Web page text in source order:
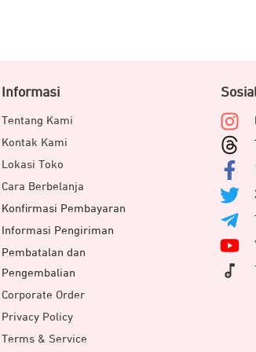
KOMPATIBEL DI BERBAGAI
dirancang untuk kemudahan
tanpa perlu mengganti mouse, sehingga
Informasi
Tentang Kami
Kontak Kami
Lokasi Toko
Cara Berbelanja
Konfirmasi Pembayaran
Informasi Pengiriman
Pembatalan dan
Pengembalian
Corporate Order
Privacy Policy
Terms & Service